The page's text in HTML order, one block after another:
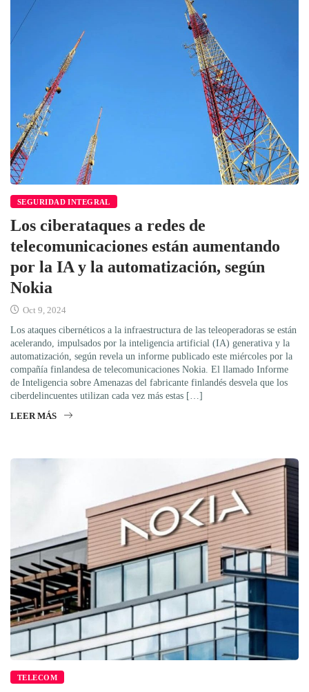
SEGURIDAD INTEGRAL
Los ciberataques a redes de
telecomunicaciones están aumentando
por la IA y la automatización, según
Nokia
Oct 9, 2024
Los ataques cibernéticos a la infraestructura de las teleoperadoras se están
acelerando, impulsados por la inteligencia artificial (IA) generativa y la
automatización, según revela un informe publicado este miércoles por la
compañía finlandesa de telecomunicaciones Nokia. El llamado Informe
de Inteligencia sobre Amenazas del fabricante finlandés desvela que los
ciberdelincuentes utilizan cada vez más estas […]
LEER MÁS
TELECOM